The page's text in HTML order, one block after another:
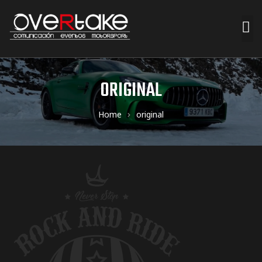
ORIGINAL
Home original